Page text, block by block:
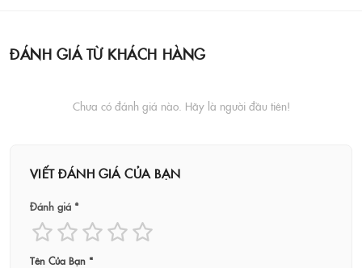
ĐÁNH GIÁ TỪ KHÁCH HÀNG
Chưa có đánh giá nào. Hãy là người đầu tiên!
VIẾT ĐÁNH GIÁ CỦA BẠN
Đánh giá *
Tên Của Bạn *